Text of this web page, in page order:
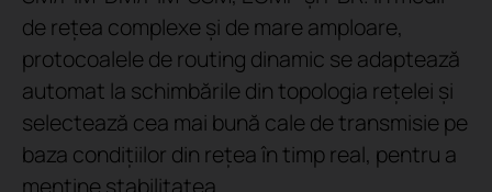
de rețea complexe și de mare amploare,
protocoalele de routing dinamic se adaptează
automat la schimbările din topologia rețelei și
selectează cea mai bună cale de transmisie pe
baza condițiilor din rețea în timp real, pentru a